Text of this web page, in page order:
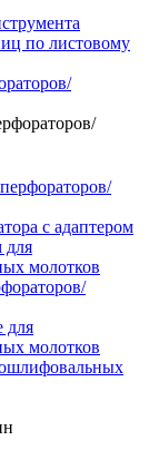
по листовому
с адаптером
для
молотков
для
молотков